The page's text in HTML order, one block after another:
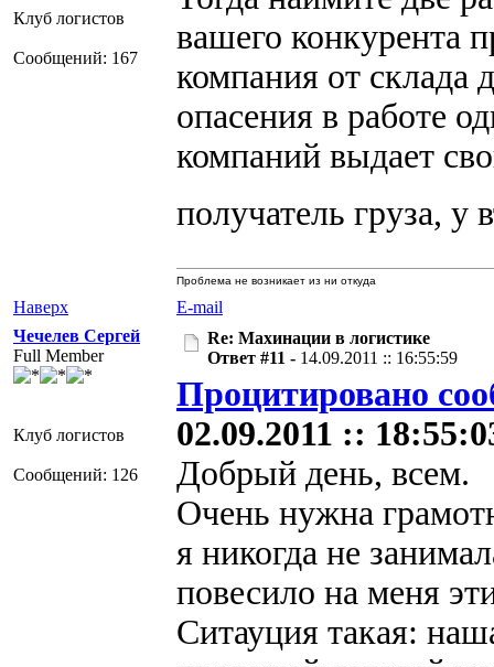
Клуб логистов
Сообщений: 167
вашего конкурента
компания от склада
опасения в работе
компаний выдает
получатель груза, у
Наверх
Проблема не возникает из ни откуда
E-mail
Чечелев Сергей
Full Member
Клуб логистов
Сообщений: 126
Re: Махинации в логистике
Ответ #11 - 14.09.2011 :: 16:55:59
Процитировано
02.09.2011 ::
Добрый день, всем.
Очень нужна
я никогда не
повесило на меня
Ситауция такая: